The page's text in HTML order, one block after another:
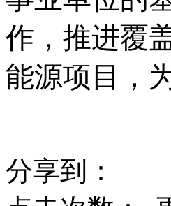
作，推进覆
能源项目，
分享到：